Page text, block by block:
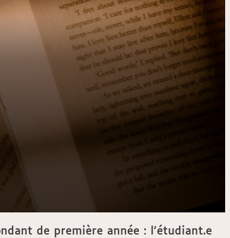
de première année : l'étudiant.e